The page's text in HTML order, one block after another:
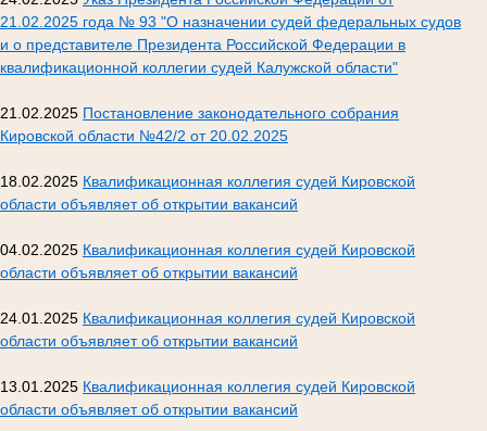
21.02.2025 года № 93 "О назначении судей федеральных судов
и о представителе Президента Российской Федерации в
квалификационной коллегии судей Калужской области"
21.02.2025 Постановление законодательного собрания
Кировской области №42/2 от 20.02.2025
18.02.2025 Квалификационная коллегия судей Кировской
области объявляет об открытии вакансий
04.02.2025 Квалификационная коллегия судей Кировской
области объявляет об открытии вакансий
24.01.2025 Квалификационная коллегия судей Кировской
области объявляет об открытии вакансий
13.01.2025 Квалификационная коллегия судей Кировской
области объявляет об открытии вакансий